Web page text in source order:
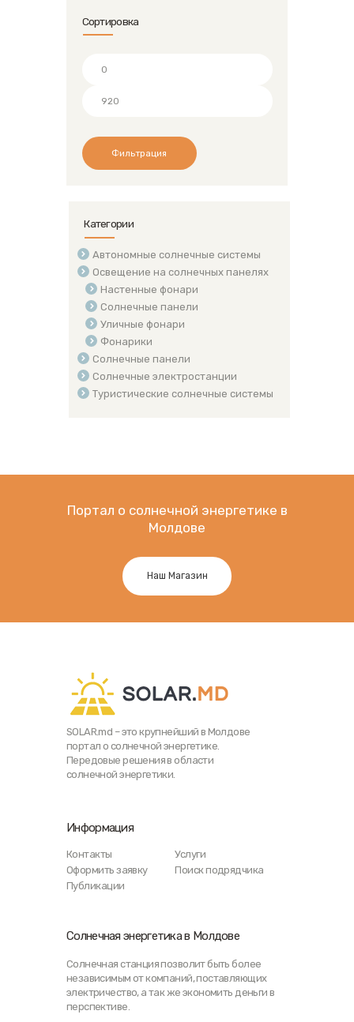
Сортировка
Минимальная
Максимальная
Фильтрация
Категории
Автономные солнечные системы
Освещение на солнечных панелях
Настенные фонари
Солнечные панели
Уличные фонари
Фонарики
Солнечные панели
Солнечные электростанции
Туристические солнечные системы
Портал о солнечной энергетике в
Молдове
Наш Магазин
SOLAR.md – это крупнейший в Молдове
портал о солнечной энергетике.
Передовые решения в области
солнечной энергетики.
Информация
Контакты
Услуги
Оформить заявку
Поиск подрядчика
Публикации
Солнечная энергетика в Молдове
Солнечная станция позволит быть более
независимым от компаний, поставляющих
электричество, а так же экономить деньги в
перспективе.